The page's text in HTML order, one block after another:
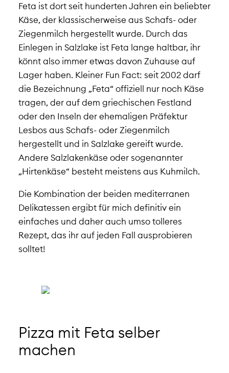
Feta ist dort seit hunderten Jahren ein beliebter
Käse, der klassischerweise aus Schafs- oder
Ziegenmilch hergestellt wurde. Durch das
Einlegen in Salzlake ist Feta lange haltbar, ihr
könnt also immer etwas davon Zuhause auf
Lager haben. Kleiner Fun Fact: seit 2002 darf
die Bezeichnung „Feta“ offiziell nur noch Käse
tragen, der auf dem griechischen Festland
oder den Inseln der ehemaligen Präfektur
Lesbos aus Schafs- oder Ziegenmilch
hergestellt und in Salzlake gereift wurde.
Andere Salzlakenkäse oder sogenannter
„Hirtenkäse“ besteht meistens aus Kuhmilch.
Die Kombination der beiden mediterranen
Delikatessen ergibt für mich definitiv ein
einfaches und daher auch umso tolleres
Rezept, das ihr auf jeden Fall ausprobieren
solltet!
Pizza mit Feta selber
machen